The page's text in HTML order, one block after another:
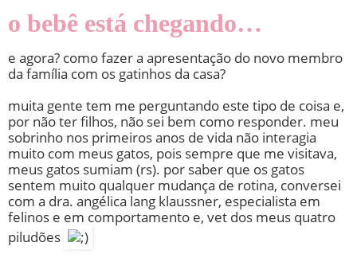
o bebê está chegando…
e agora? como fazer a apresentação do novo membro
da família com os gatinhos da casa?
muita gente tem me perguntando este tipo de coisa e,
por não ter filhos, não sei bem como responder. meu
sobrinho nos primeiros anos de vida não interagia
muito com meus gatos, pois sempre que me visitava,
meus gatos sumiam (rs). por saber que os gatos
sentem muito qualquer mudança de rotina, conversei
com a dra. angélica lang klaussner, especialista em
felinos e em comportamento e, vet dos meus quatro
piludões